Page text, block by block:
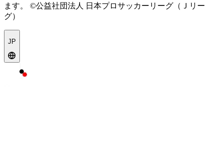
ます。
©公益社団法人 日本プロサッカーリーグ（Ｊリー
グ）
JP